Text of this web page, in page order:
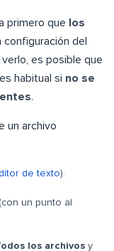
primero que
los
del
es posible que
habitual si no se
.
un archivo
de texto).
un punto al
los archivos y